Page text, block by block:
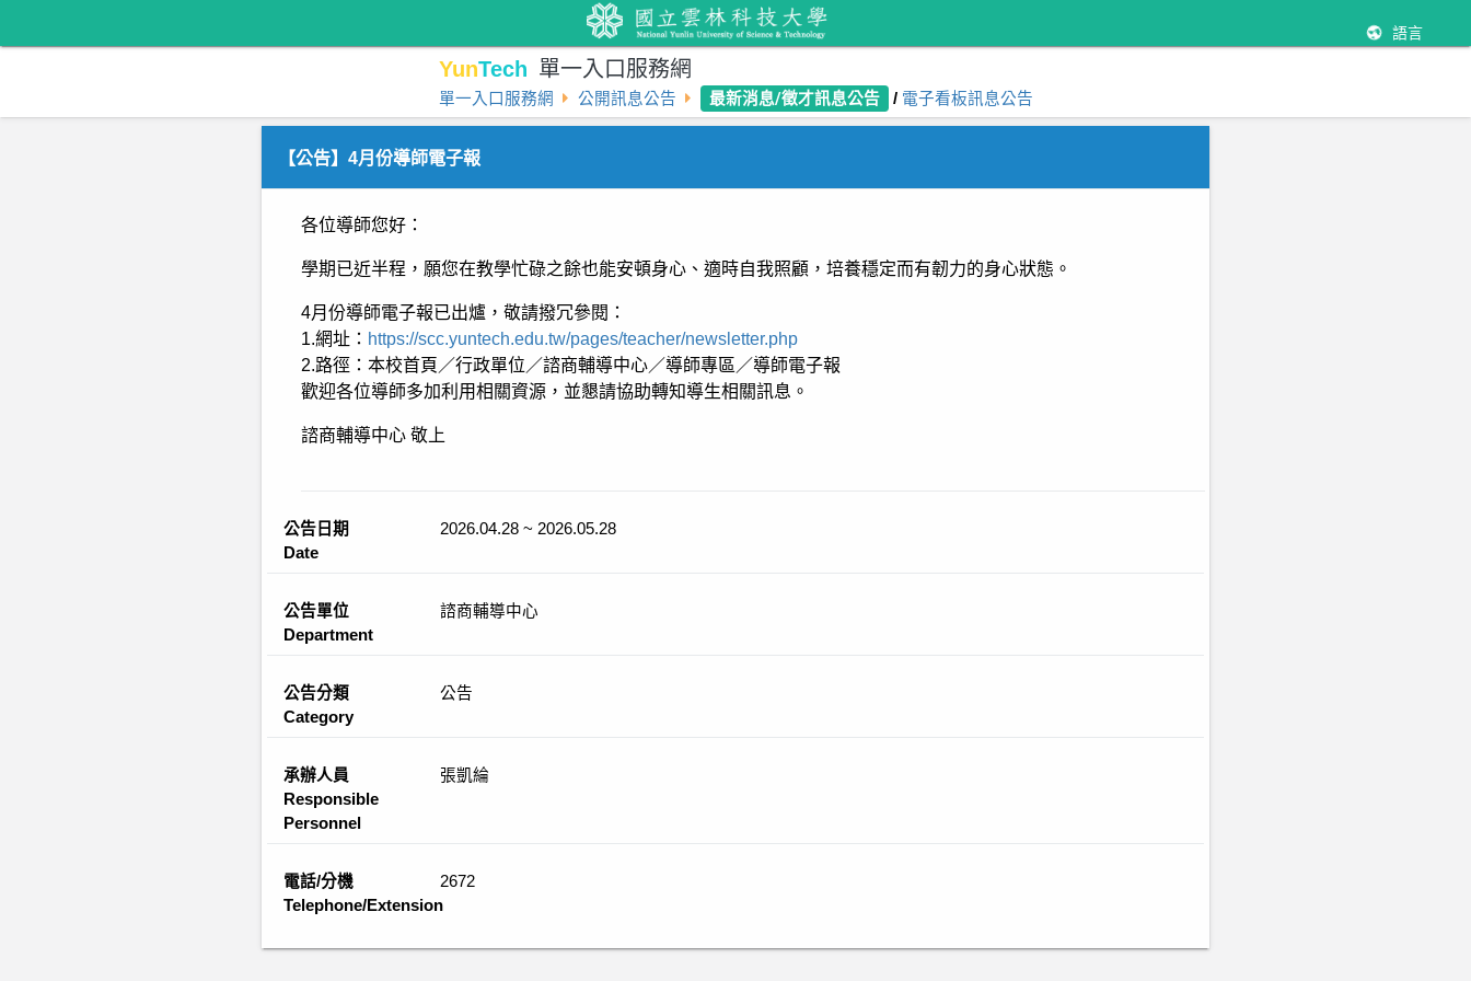
語言
YunTech 單一入口服務網
單一入口服務網 公開訊息公告 最新消息/徵才訊息公告 / 電子看板訊息公告
【公告】4月份導師電子報
各位導師您好：
學期已近半程，願您在教學忙碌之餘也能安頓身心、適時自我照顧，培養穩定而有韌力的身心狀態。
4月份導師電子報已出爐，敬請撥冗參閱：
1.網址： https://scc.yuntech.edu.tw/pages/teacher/newsletter.php
2.路徑：本校首頁／行政單位／諮商輔導中心／導師專區／導師電子報
歡迎各位導師多加利用相關資源，並懇請協助轉知導生相關訊息。
諮商輔導中心 敬上
公告日期
Date
2026.04.28 ~ 2026.05.28
公告單位
Department
諮商輔導中心
公告分類
Category
公告
承辦人員
Responsible
Personnel
張凱綸
電話/分機
Telephone/Extension
2672